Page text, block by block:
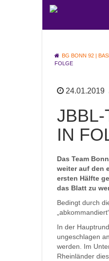
BG BONN 92 |
FOLGE
24.01.2019
IN
Das Team
weiter auf den
ersten Hälfte
das Blatt zu
Bedingt durch
In der
ungeschlagen
werden. Im
Rheinländer